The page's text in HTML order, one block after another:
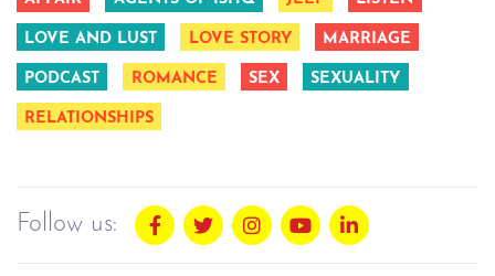
LOVE AND LUST LOVE STORY MARRIAGE
PODCAST ROMANCE SEX SEXUALITY
RELATIONSHIPS
Follow us: